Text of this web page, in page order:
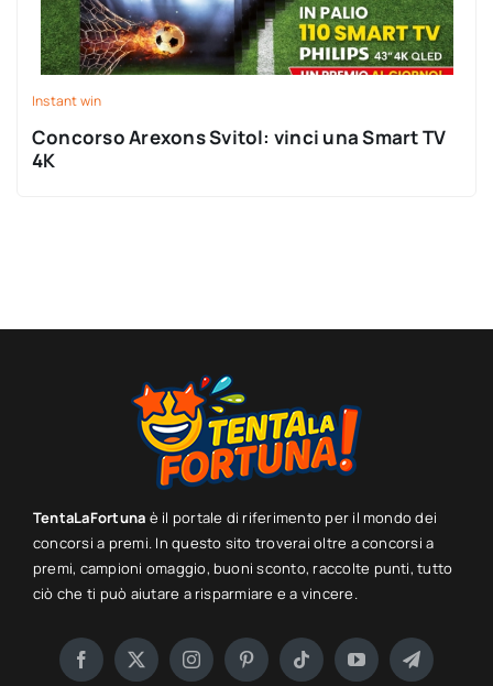
Instant win
Concorso Arexons Svitol: vinci una Smart TV
4K
TentaLaFortuna è il portale di riferimento per il mondo dei
concorsi a premi. In questo sito troverai oltre a concorsi a
premi, campioni omaggio, buoni sconto, raccolte punti, tutto
ciò che ti può aiutare a risparmiare e a vincere.